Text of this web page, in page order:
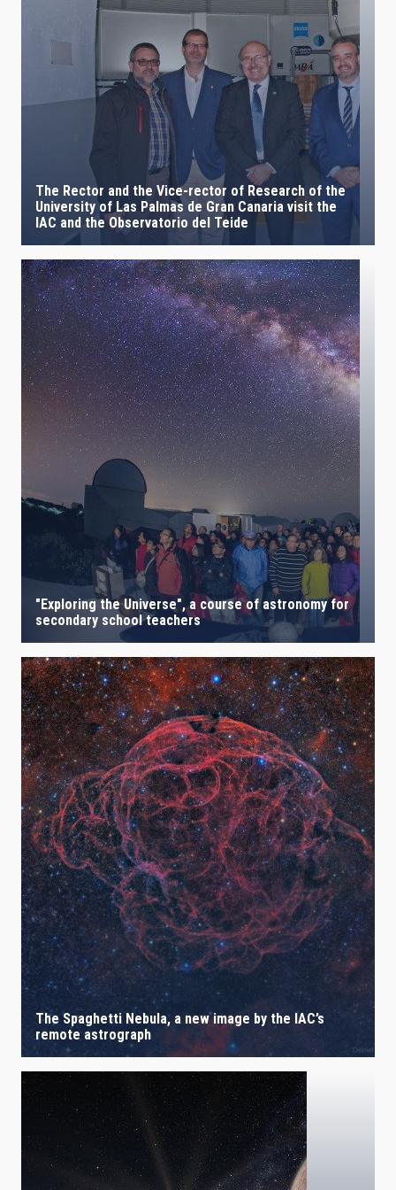
The Rector and the Vice-rector of Research of the
University of Las Palmas de Gran Canaria visit the
IAC and the Observatorio del Teide
"Exploring the Universe", a course of astronomy for
secondary school teachers
The Spaghetti Nebula, a new image by the IAC’s
remote astrograph